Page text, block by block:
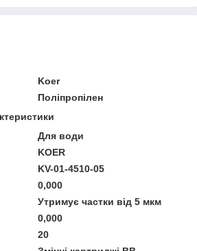
Koer
Поліпропілен
Для води
KOER
KV-01-4510-05
0,000
Утримує частки від 5 мкм
0,000
20